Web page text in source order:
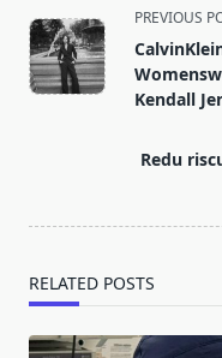
<span
class="nav-
subtitle
screen-
text">Page</span>
PREVIOUS
Kendall
Redu
RELATED POSTS